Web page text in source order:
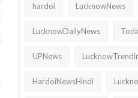
hardoi LucknowNews
LucknowDailyNews
UPNews
HardoiNewsHindi